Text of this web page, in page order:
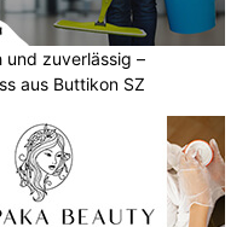
und zuverlässig –
aus Buttikon SZ